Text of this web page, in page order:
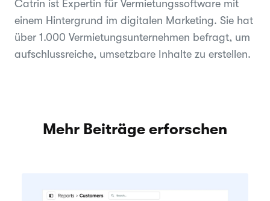
Catrin ist Expertin für Vermietungssoftware mit
einem Hintergrund im digitalen Marketing. Sie hat
über 1.000 Vermietungsunternehmen befragt, um
aufschlussreiche, umsetzbare Inhalte zu erstellen.
Mehr Beiträge erforschen